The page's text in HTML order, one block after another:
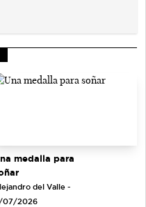
medalla para
del Valle -
07/2026